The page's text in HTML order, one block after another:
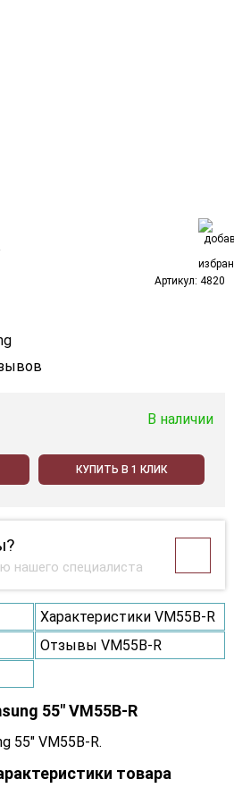
Артикул: 4820
В наличии
КУПИТЬ В 1 КЛИК
нашего специалиста
Характеристики VM55B-R
Отзывы VM55B-R
55" VM55B-R
55" VM55B-R.
товара